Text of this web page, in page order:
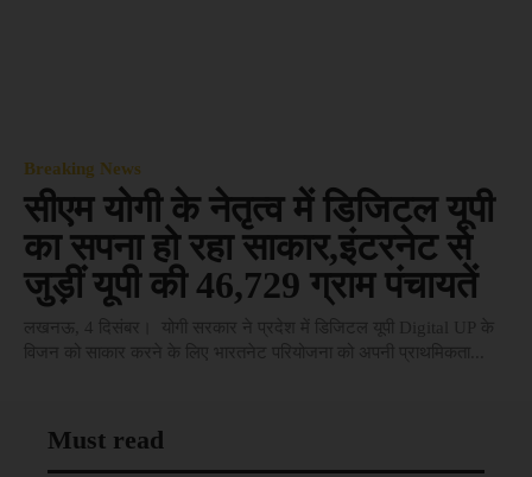
Breaking News
सीएम योगी के नेतृत्व में डिजिटल यूपी
का सपना हो रहा साकार,इंटरनेट से
जुड़ीं यूपी की 46,729 ग्राम पंचायतें
Must read